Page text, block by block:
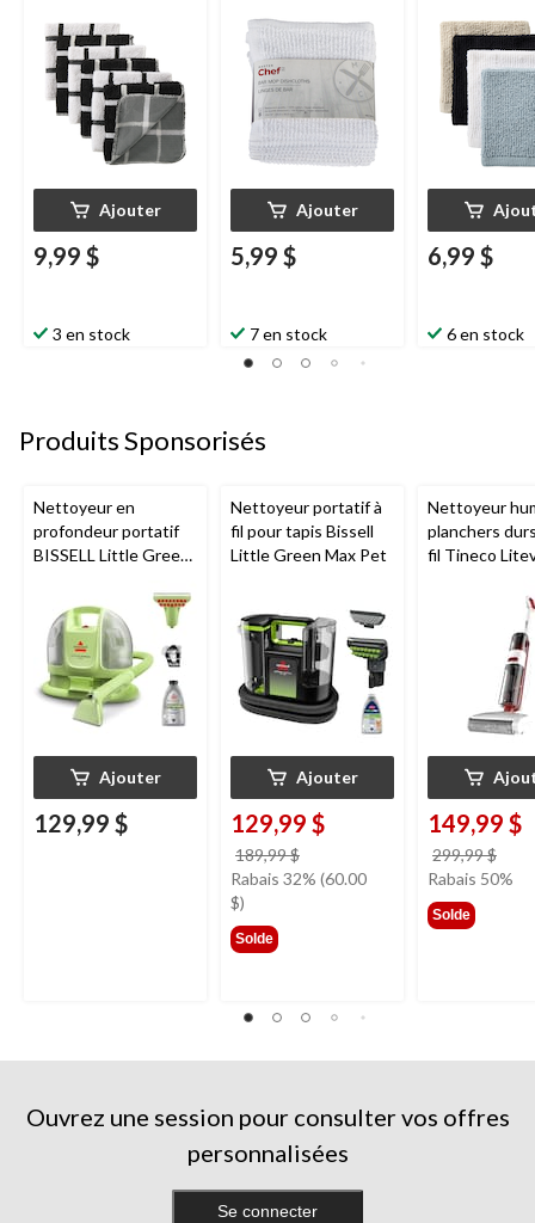
carreaux, noir, paq. 6
Ajouter
9,99 $
3 en stock
po, blanc, paq. 4
Ajouter
5,99 $
7 en stock
6,99 $
6 en stock
Produits Sponsorisés
Nettoyeur en
profondeur portatif
BISSELL Little Green
tapis et tissus
d'ameublement
Ajouter
129,99 $
Nettoyeur portatif à
fil pour tapis Bissell
Little Green Max Pet
Ajouter
129,99 $
189,99 $
était
Rabais 32% (60.00
$)
Solde
Nettoyeur
planchers
fil Tineco
149,99 $
299,99 $
était
Rabais 50%
Solde
Ouvrez une session pour consulter vos offres
personnalisées
Se connecter